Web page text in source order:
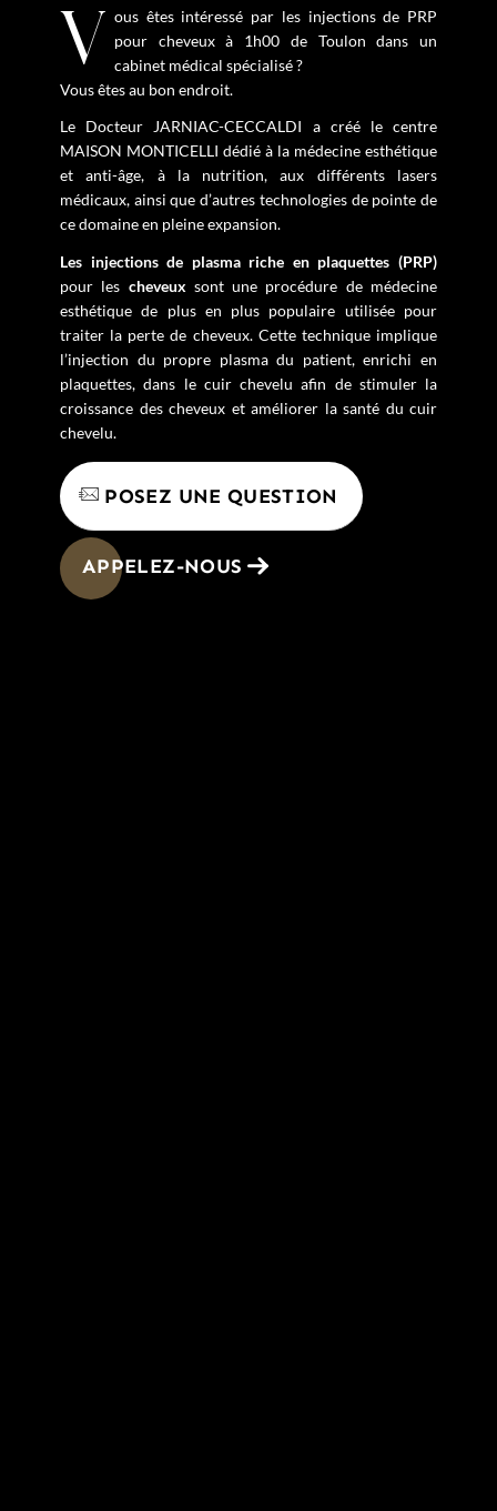
Vous êtes intéressé par les injections de PRP
pour cheveux à 1h00 de Toulon dans un
cabinet médical spécialisé ?
Vous êtes au bon endroit.
Le Docteur JARNIAC-CECCALDI a créé le centre
MAISON MONTICELLI dédié à la médecine esthétique
et anti-âge, à la nutrition, aux différents lasers
médicaux, ainsi que d’autres technologies de pointe de
ce domaine en pleine expansion.
Les injections de plasma riche en plaquettes (PRP)
pour les cheveux sont une procédure de médecine
esthétique de plus en plus populaire utilisée pour
traiter la perte de cheveux. Cette technique implique
l’injection du propre plasma du patient, enrichi en
plaquettes, dans le cuir chevelu afin de stimuler la
croissance des cheveux et améliorer la santé du cuir
chevelu.
POSEZ UNE QUESTION
APPELEZ-NOUS